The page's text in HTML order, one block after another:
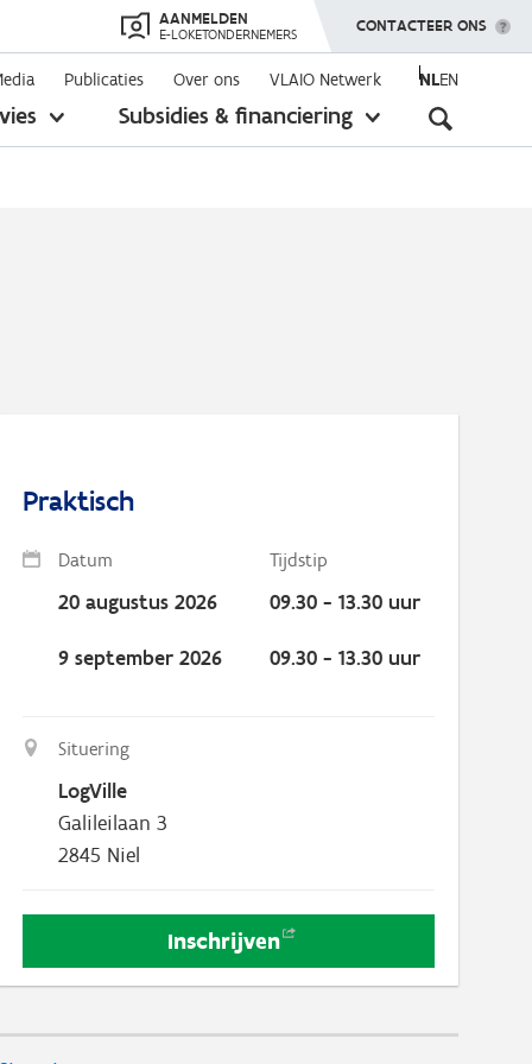
AANMELDEN
E-LOKETONDERNEMERS TOON MENU
CONTACTEER ONS
Publicaties Over ons VLAIO Netwerk NLEN
toon
Subsidies & financiering
toon
Praktisch
Datum Tijdstip
20 augustus 2026 09.30 - 13.30 uur
9 september 2026 09.30 - 13.30 uur
Situering
LogVille
Galileilaan 3
2845 Niel
Inschrijven